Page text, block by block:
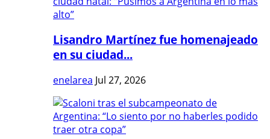
Lisandro Martínez fue homenajeado
en su ciudad...
enelarea Jul 27, 2026